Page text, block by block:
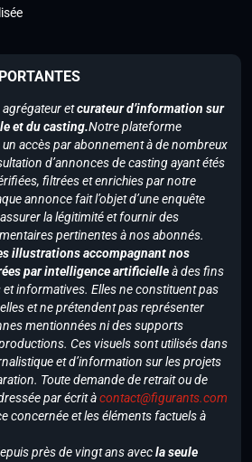
etcurateur d’information sur
et du casting.Notre plateforme
accès par abonnement à de nombreux
d’annonces de casting ayant étés
filtrées et enrichies par notre
annonce fait l’objet d’une enquête
la légitimité et fournir des
pertinentes à nos abonnés.
illustrations accompagnant nos
par intelligence artificielleà des fins
informatives. Elles ne constituent pas
et ne prétendent pas représenter
mentionnées ni des supports
Ces visuels sont utilisés dans
et d’information sur les projets
Toute demande de retrait ou de
par écrit àcontact@figurants.com
concernée et les éléments factuels à
près de vingt ans avecla seule